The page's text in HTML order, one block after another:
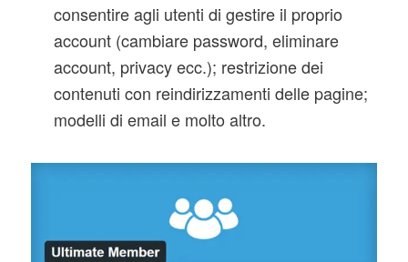
consentire agli utenti di gestire il proprio
account (cambiare password, eliminare
account, privacy ecc.); restrizione dei
contenuti con reindirizzamenti delle pagine;
modelli di email e molto altro.